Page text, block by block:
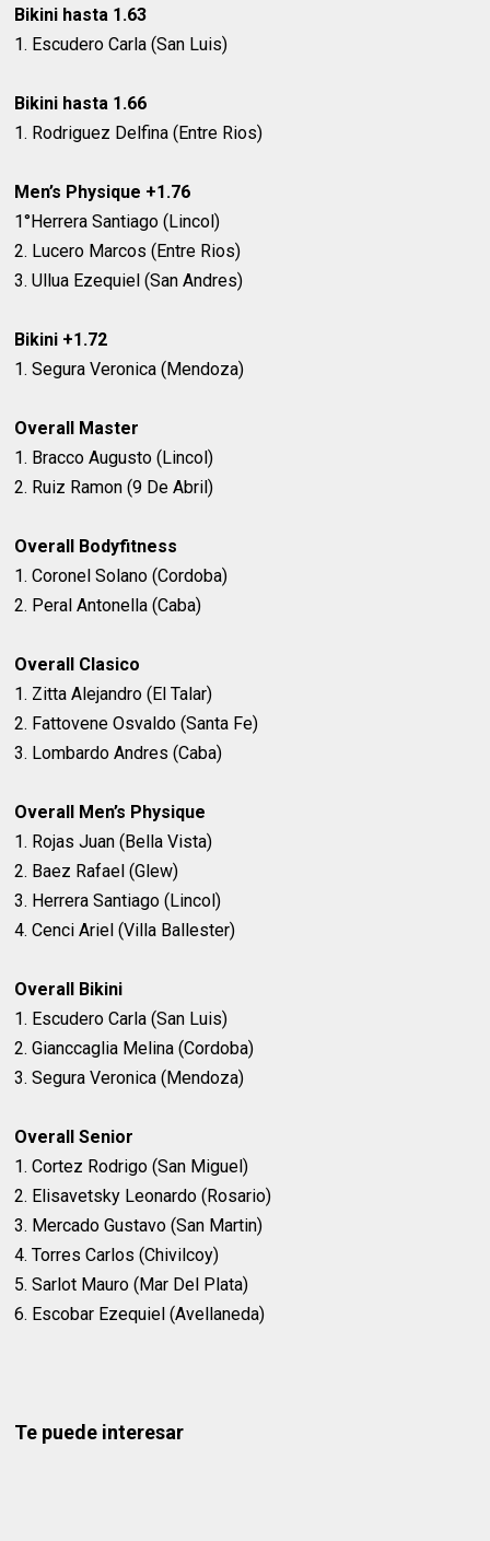
Bikini hasta 1.63
1. Escudero Carla (San Luis)
Bikini hasta 1.66
1. Rodriguez Delfina (Entre Rios)
Men’s Physique +1.76
1°Herrera Santiago (Lincol)
2. Lucero Marcos (Entre Rios)
3. Ullua Ezequiel (San Andres)
Bikini +1.72
1. Segura Veronica (Mendoza)
Overall Master
1. Bracco Augusto (Lincol)
2. Ruiz Ramon (9 De Abril)
Overall Bodyfitness
1. Coronel Solano (Cordoba)
2. Peral Antonella (Caba)
Overall Clasico
1. Zitta Alejandro (El Talar)
2. Fattovene Osvaldo (Santa Fe)
3. Lombardo Andres (Caba)
Overall Men’s Physique
1. Rojas Juan (Bella Vista)
2. Baez Rafael (Glew)
3. Herrera Santiago (Lincol)
4. Cenci Ariel (Villa Ballester)
Overall Bikini
1. Escudero Carla (San Luis)
2. Gianccaglia Melina (Cordoba)
3. Segura Veronica (Mendoza)
Overall Senior
1. Cortez Rodrigo (San Miguel)
2. Elisavetsky Leonardo (Rosario)
3. Mercado Gustavo (San Martin)
4. Torres Carlos (Chivilcoy)
5. Sarlot Mauro (Mar Del Plata)
6. Escobar Ezequiel (Avellaneda)
Te puede interesar